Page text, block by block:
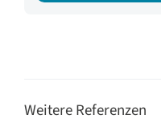
Weitere Referenzen